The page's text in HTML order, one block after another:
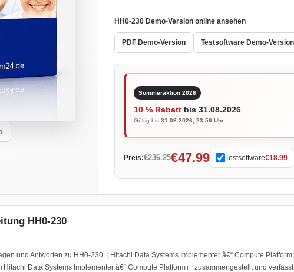
HH0-230 Demo-Version online ansehen
PDF Demo-Version Testsoftware Demo-Version
Sommeraktion 2026
10 % Rabatt bis 31.08.2026
Gültig bis 31.08.2026, 23:59 Uhr
Preis:€236.25€47.99 Testsoftware€18.99
HH0-230
und Antworten zu HH0-230（Hitachi Data Systems Implementer â€“ Compute
Data Systems Implementer â€“ Compute Platform） zusammengestellt und